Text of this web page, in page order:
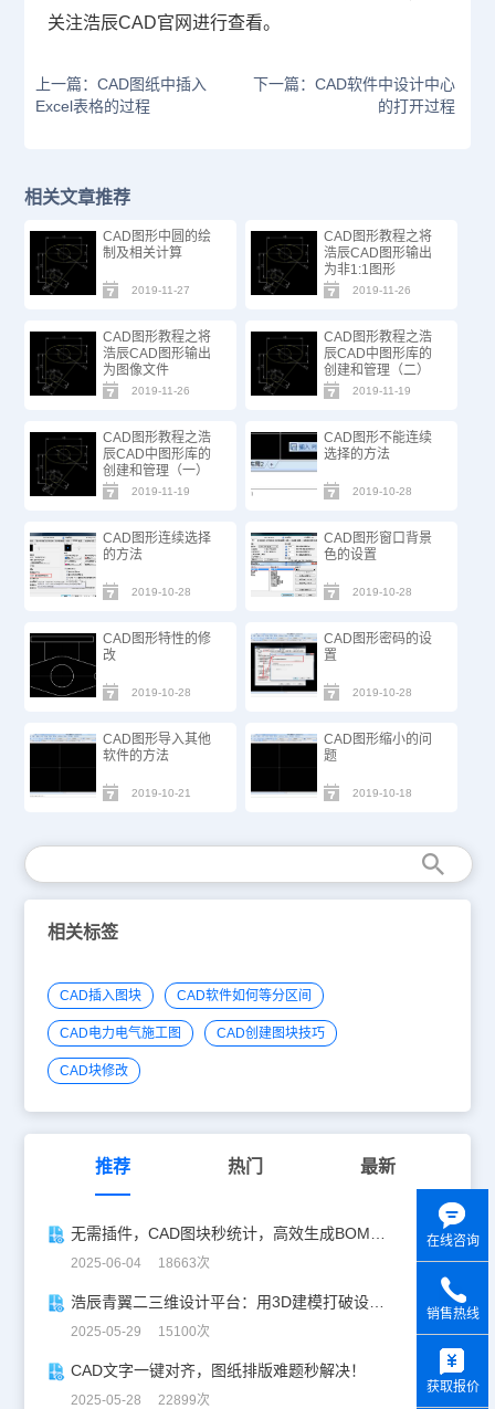
关注浩辰CAD官网进行查看。
上一篇：CAD图纸中插入
Excel表格的过程
下一篇：CAD软件中设计中心
的打开过程
相关文章推荐
CAD图形中圆的绘
制及相关计算
2019-11-27
CAD图形教程之将
浩辰CAD图形输出
为非1:1图形
2019-11-26
CAD图形教程之将
浩辰CAD图形输出
为图像文件
2019-11-26
CAD图形教程之浩
辰CAD中图形库的
创建和管理（二）
2019-11-19
CAD图形教程之浩
辰CAD中图形库的
创建和管理（一）
2019-11-19
CAD图形不能连续
选择的方法
2019-10-28
CAD图形连续选择
的方法
2019-10-28
CAD图形窗口背景
色的设置
2019-10-28
CAD图形特性的修
改
2019-10-28
CAD图形密码的设
置
2019-10-28
CAD图形导入其他
软件的方法
2019-10-21
CAD图形缩小的问
题
2019-10-18
相关标签
CAD插入图块 CAD软件如何等分区间
CAD电力电气施工图 CAD创建图块技巧
CAD块修改
推荐 热门 最新
无需插件，CAD图块秒统计，高效生成BOM表！
2025-06-04 18663次
浩辰青翼二三维设计平台：用3D建模打破设计边界
2025-05-29 15100次
CAD文字一键对齐，图纸排版难题秒解决！
2025-05-28 22899次
在线咨询
销售热线
获取报价